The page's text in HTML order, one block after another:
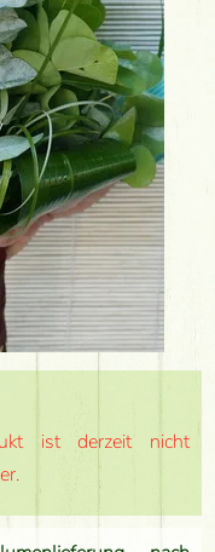
ist derzeit nicht